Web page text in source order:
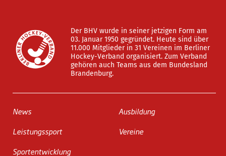
Der BHV wurde in seiner jetzigen Form am
03. Januar 1950 gegründet. Heute sind über
11.000 Mitglieder in 31 Vereinen im Berliner
Hockey-Verband organisiert. Zum Verband
gehören auch Teams aus dem Bundesland
Brandenburg.
News
Leistungssport
Sportentwicklung
Ausbildung
Vereine